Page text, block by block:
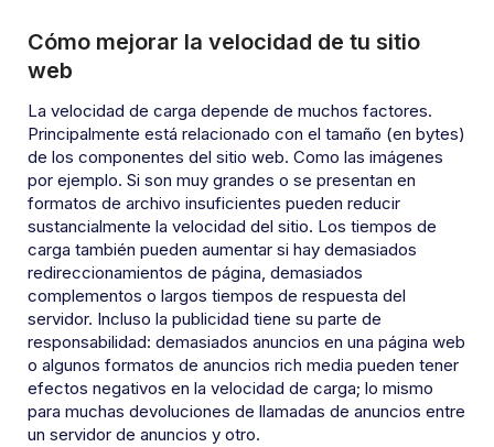
Cómo mejorar la velocidad de tu sitio
web
La velocidad de carga depende de muchos factores.
Principalmente está relacionado con el tamaño (en bytes)
de los componentes del sitio web. Como las imágenes
por ejemplo. Si son muy grandes o se presentan en
formatos de archivo insuficientes pueden reducir
sustancialmente la velocidad del sitio. Los tiempos de
carga también pueden aumentar si hay demasiados
redireccionamientos de página, demasiados
complementos o largos tiempos de respuesta del
servidor. Incluso la publicidad tiene su parte de
responsabilidad: demasiados anuncios en una página web
o algunos formatos de anuncios rich media pueden tener
efectos negativos en la velocidad de carga; lo mismo
para muchas devoluciones de llamadas de anuncios entre
un servidor de anuncios y otro.